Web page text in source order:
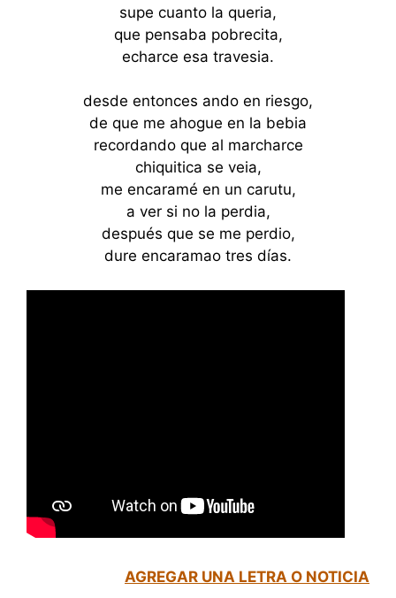
supe cuanto la queria,
que pensaba pobrecita,
echarce esa travesia.
desde entonces ando en riesgo,
de que me ahogue en la bebia
recordando que al marcharce
chiquitica se veia,
me encaramé en un carutu,
a ver si no la perdia,
después que se me perdio,
dure encaramao tres días.
AGREGAR UNA LETRA O NOTICIA